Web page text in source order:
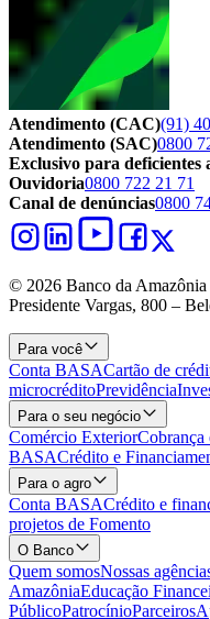
Atendimento (CAC)(91)
Atendimento (SAC)0800
Exclusivo para deficientes
Ouvidoria0800 722 21 71
Canal de denúncias0800
© 2026 Banco da
Presidente Vargas, 800 –
Para você
Conta BASACartão de
microcréditoPrevidência
Para o seu negócio
Comércio ExteriorCobrança
BASACrédito e
Para o agro
Conta BASACrédito e
projetos de Fomento
O Banco
Quem somosNossas
AmazôniaEducação
PúblicoPatrocínioParceiros